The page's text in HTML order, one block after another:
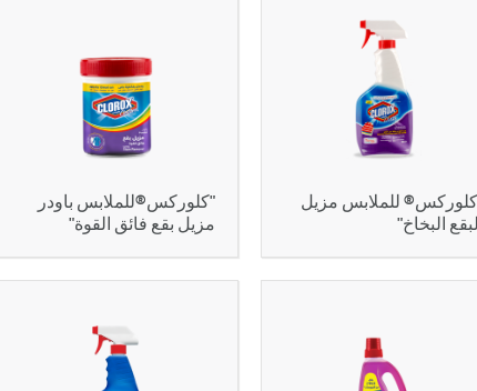
للملابس مزيل
البخاخ"
"كلوركس®للملابس باودر
مزيل بقع فائق القوة"